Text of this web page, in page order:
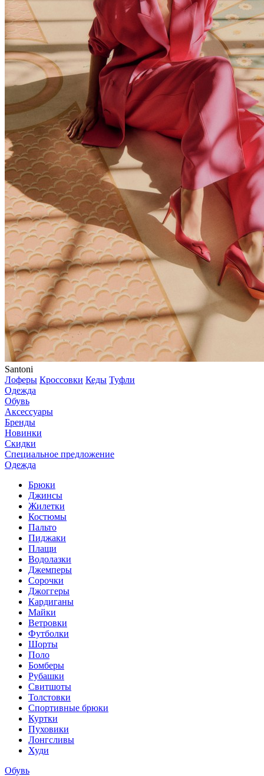
Santoni
Лоферы Кроссовки Кеды Туфли
Одежда
Обувь
Аксессуары
Бренды
Новинки
Скидки
Специальное предложение
Одежда
Брюки
Джинсы
Жилетки
Костюмы
Пальто
Пиджаки
Плащи
Водолазки
Джемперы
Сорочки
Джоггеры
Кардиганы
Майки
Ветровки
Футболки
Шорты
Поло
Бомберы
Рубашки
Свитшоты
Толстовки
Спортивные брюки
Куртки
Пуховики
Лонгсливы
Худи
Обувь